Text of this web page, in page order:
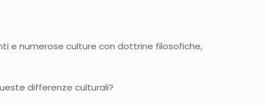
e numerose culture con dottrine filosofiche,
differenze culturali?